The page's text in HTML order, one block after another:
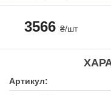
3566 ₴/шт
Артикул: